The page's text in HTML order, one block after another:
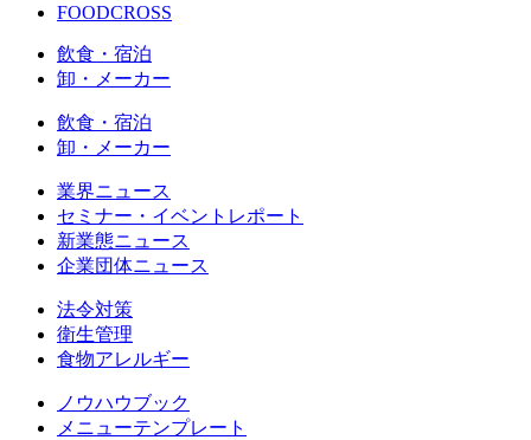
FOODCROSS
飲食・宿泊
卸・メーカー
飲食・宿泊
卸・メーカー
業界ニュース
セミナー・イベントレポート
新業態ニュース
企業団体ニュース
法令対策
衛生管理
食物アレルギー
ノウハウブック
メニューテンプレート